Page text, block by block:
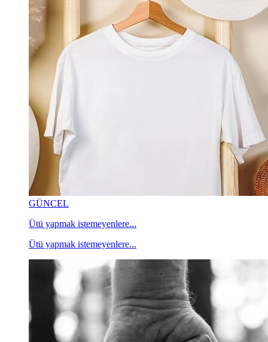
GÜNCEL
Ütü yapmak istemeyenlere...
Ütü yapmak istemeyenlere...